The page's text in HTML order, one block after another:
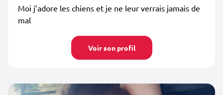
Moi j’adore les chiens et je ne leur verrais jamais de
mal
Voir son profil